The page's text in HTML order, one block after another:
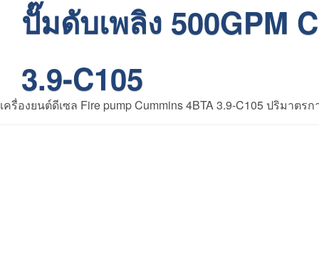
ปั๊มดับเพลิง 500GPM
3.9-C105
เครื่องยนต์ดีเซล Fire pump Cummins 4BTA 3.9-C105 ปริมาต